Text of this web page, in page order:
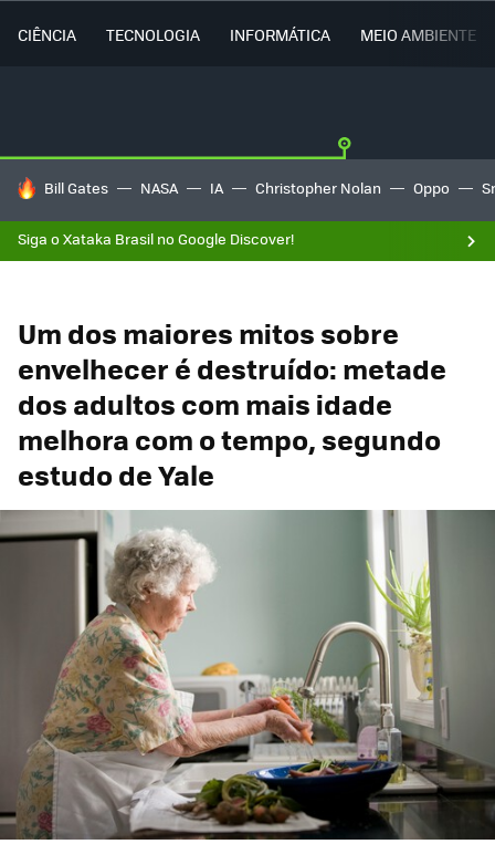
CIÊNCIA TECNOLOGIA INFORMÁTICA MEIO AMBIENTE
TENDÊNCIAS DO DIA
Bill Gates NASA IA Christopher Nolan Oppo
Siga o Xataka Brasil no Google Discover!
Um dos maiores mitos sobre
envelhecer é destruído: metade
dos adultos com mais idade
melhora com o tempo, segundo
estudo de Yale